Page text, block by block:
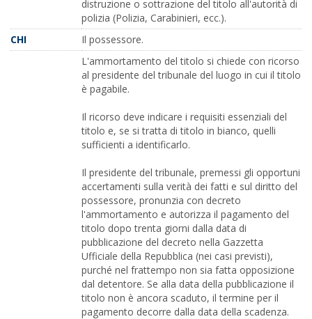
distruzione o sottrazione del titolo all'autorità di
polizia (Polizia, Carabinieri, ecc.).
CHI
Il possessore.
L'ammortamento del titolo si chiede con ricorso
al presidente del tribunale del luogo in cui il titolo
è pagabile.
Il ricorso deve indicare i requisiti essenziali del
titolo e, se si tratta di titolo in bianco, quelli
sufficienti a identificarlo.
Il presidente del tribunale, premessi gli opportuni
accertamenti sulla verità dei fatti e sul diritto del
possessore, pronunzia con decreto
l'ammortamento e autorizza il pagamento del
titolo dopo trenta giorni dalla data di
pubblicazione del decreto nella Gazzetta
Ufficiale della Repubblica (nei casi previsti),
purché nel frattempo non sia fatta opposizione
dal detentore. Se alla data della pubblicazione il
titolo non è ancora scaduto, il termine per il
pagamento decorre dalla data della scadenza.